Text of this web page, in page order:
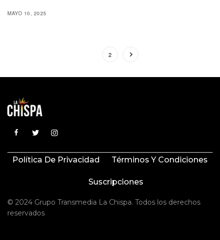
MAYO 10, 2025
2
Política De Privacidad Términos Y Condiciones
Suscripciones
© 2024 Grupo Transmedia La Chispa. Todos los derechos
reservados